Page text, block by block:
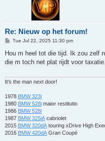
Re: Nieuw op het forum!
P
s
Tue Jul 22, 2025 11:30 pm
Hou m heel tot die tijd. Ik zou zelf
die m toch net plat rijdt voor taxatie.
It's the man next door!
1978 BMW 323i
1980 BMW 528i maior restitutio
1986 BMW 528i
1987 BMW 325iA cabriolet
2015 BMW 320dA touring xDrive High
2016 BMW 420dA Gran Coupé